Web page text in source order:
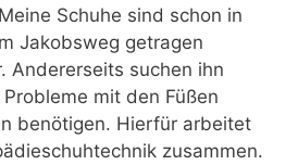
Schuhe sind schon in
Jakobsweg getragen
Andererseits suchen ihn
mit den Füßen
benötigen. Hierfür arbeitet
zusammen.